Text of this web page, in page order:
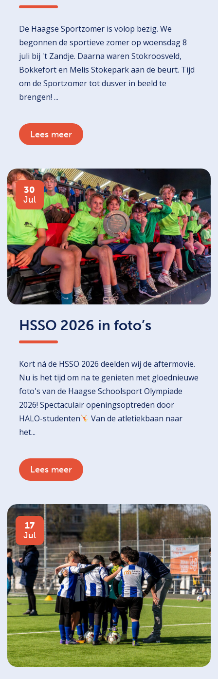
De Haagse Sportzomer is volop bezig. We
begonnen de sportieve zomer op woensdag 8
juli bij 't Zandje. Daarna waren Stokroosveld,
Bokkefort en Melis Stokepark aan de beurt. Tijd
om de Sportzomer tot dusver in beeld te
brengen! ...
Lees meer
30
Jul
HSSO 2026 in foto’s
Kort ná de HSSO 2026 deelden wij de aftermovie.
Nu is het tijd om na te genieten met gloednieuwe
foto's van de Haagse Schoolsport Olympiade
2026! Spectaculair openingsoptreden door
HALO-studenten
Van de atletiekbaan naar
het...
Lees meer
17
Jul